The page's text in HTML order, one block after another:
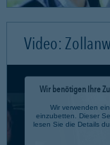
Video:
Wir benötigen Ihre
Wir verwenden
einzubetten. Dieser
lesen Sie die Details